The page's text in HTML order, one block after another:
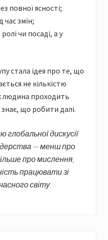
повної ясності;
час змін;
чи посаді, а у
стала ідея про те, що
не кількістю
людина проходить
що робити далі.
дискусії
— менш про
про мислення,
працювати зі
світу.